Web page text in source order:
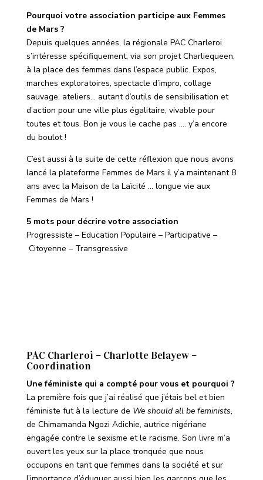
Pourquoi votre association participe aux Femmes
de Mars ?
Depuis quelques années, la régionale PAC Charleroi
s’intéresse spécifiquement, via son projet Charliequeen,
à la place des femmes dans l’espace public. Expos,
marches exploratoires, spectacle d’impro, collage
sauvage, ateliers… autant d’outils de sensibilisation et
d’action pour une ville plus égalitaire, vivable pour
toutes et tous. Bon je vous le cache pas …. y’a encore
du boulot !
C’est aussi à la suite de cette réflexion que nous avons
lancé la plateforme Femmes de Mars il y’a maintenant 8
ans avec la Maison de la Laïcité … longue vie aux
Femmes de Mars !
5 mots pour décrire votre association
Progressiste – Education Populaire –Participative –
Citoyenne – Transgressive
PAC Charleroi – Charlotte Belayew –
Coordination
Une féministe qui a compté pour vous et pourquoi ?
La première fois que j’ai réalisé que j’étais bel et bien
féministe fut à la lecture de We should all be feminists,
de Chimamanda Ngozi Adichie, autrice nigériane
engagée contre le sexisme et le racisme. Son livre m’a
ouvert les yeux sur la place tronquée que nous
occupons en tant que femmes dans la société et sur